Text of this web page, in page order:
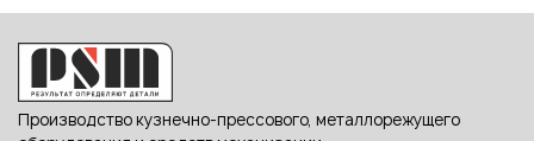
Производство кузнечно-прессового, металлорежущего